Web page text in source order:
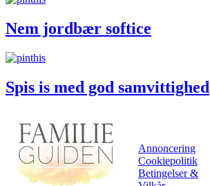
Nem jordbær softice
Spis is med god samvittighed
Annoncering
Cookiepolitik
Betingelser &